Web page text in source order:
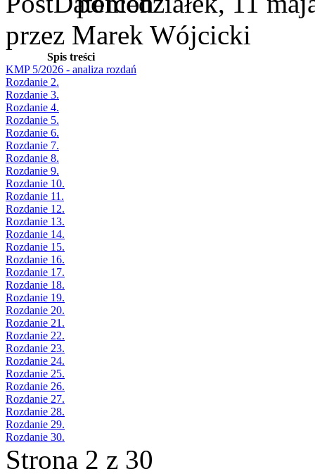
przez Marek Wójcicki
Spis treści
KMP 5/2026 - analiza rozdań
Rozdanie 2.
Rozdanie 3.
Rozdanie 4.
Rozdanie 5.
Rozdanie 6.
Rozdanie 7.
Rozdanie 8.
Rozdanie 9.
Rozdanie 10.
Rozdanie 11.
Rozdanie 12.
Rozdanie 13.
Rozdanie 14.
Rozdanie 15.
Rozdanie 16.
Rozdanie 17.
Rozdanie 18.
Rozdanie 19.
Rozdanie 20.
Rozdanie 21.
Rozdanie 22.
Rozdanie 23.
Rozdanie 24.
Rozdanie 25.
Rozdanie 26.
Rozdanie 27.
Rozdanie 28.
Rozdanie 29.
Rozdanie 30.
Strona 2 z 30